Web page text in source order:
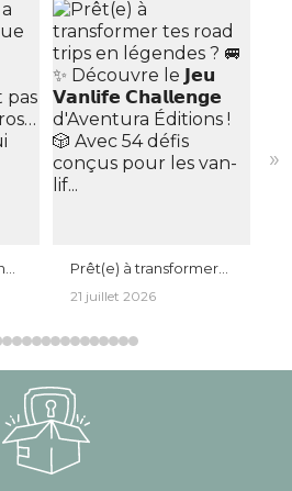
Prêt(e) à transformer
tes road trips en
légendes ? 🚐✨
𝗩𝗮𝗻𝗹𝗶𝗳𝗲 𝗖𝗵𝗮𝗹𝗹𝗲𝗻𝗴𝗲
d'Aventura Éditions ! 🎲
Avec 54 défis conçus
pour les van-lif...
21 juillet 2026
»